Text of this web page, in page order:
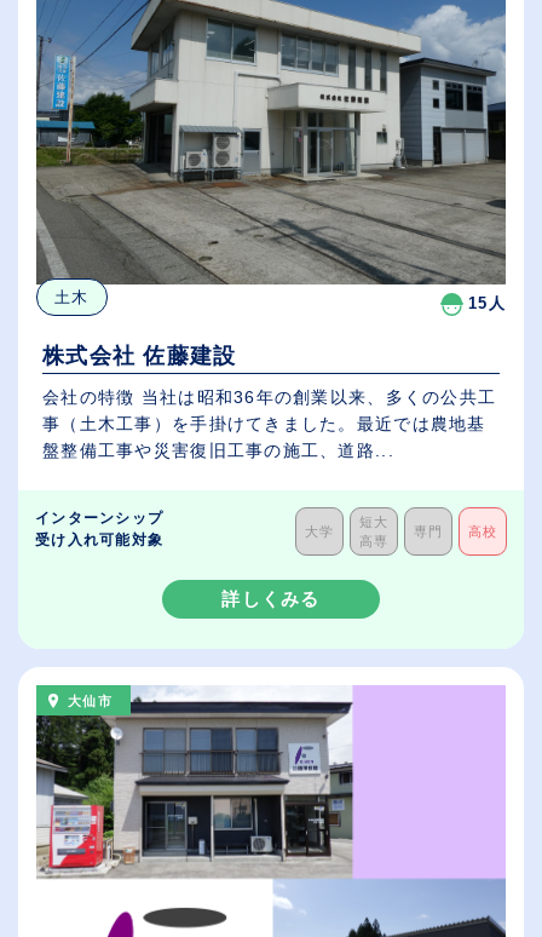
土木 15人
株式会社 佐藤建設
会社の特徴 当社は昭和36年の創業以来、多くの公共工
事（土木工事）を手掛けてきました。最近では農地基
盤整備工事や災害復旧工事の施工、道路...
インターンシップ
受け入れ可能対象
大学
短大
高専
専門 高校
詳しくみる
大仙市